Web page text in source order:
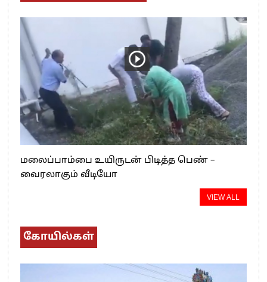
மலைப்பாம்பை உயிருடன் பிடித்த பெண் –
வைரலாகும் வீடியோ
VIEW ALL
கோயில்கள்